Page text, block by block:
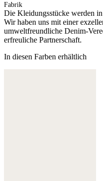
Fabrik
Die Kleidungsstücke werden
Wir haben uns mit einer
umweltfreundliche Denim-
erfreuliche Partnerschaft.
In diesen Farben erhältlich